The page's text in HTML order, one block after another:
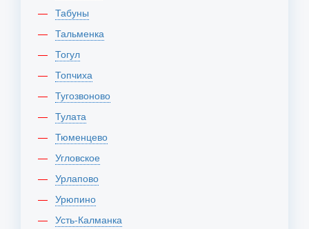
Табуны
Тальменка
Тогул
Топчиха
Тугозвоново
Тулата
Тюменцево
Угловское
Урлапово
Урюпино
Усть-Калманка